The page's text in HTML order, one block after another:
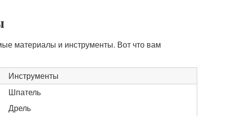
материалы и инструменты. Вот что вам
Инструменты
Шпатель
Дрель